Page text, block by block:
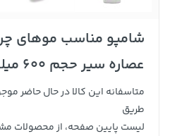
شامپو مناسب موهای
عصاره سیر حجم 600 میلی لیتری
متاسفانه این کالا در حال حاضر
طریق
لیست پایین صفحه، از محصولات